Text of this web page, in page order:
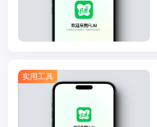
实用工具